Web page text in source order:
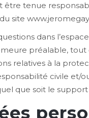
tenue
site
dans
préalable,
relatives à la
civile et/
que soit le